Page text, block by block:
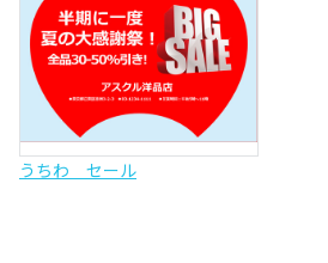
うちわ セール